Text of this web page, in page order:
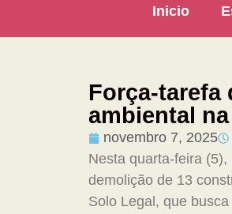
Inicio
Força-tarefa
ambiental
novembro 7, 2025
Nesta quarta-feira
demolição de 13
Solo Legal, que